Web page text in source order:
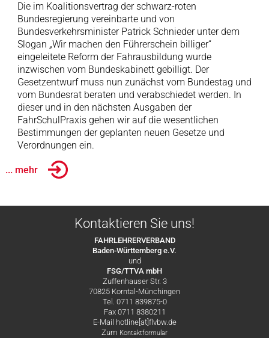
Die im Koalitionsvertrag der schwarz-roten
Bundesregierung vereinbarte und von
Bundesverkehrsminister Patrick Schnieder unter dem
Slogan „Wir machen den Führerschein billiger“
eingeleitete Reform der Fahrausbildung wurde
inzwischen vom Bundeskabinett gebilligt. Der
Gesetzentwurf muss nun zunächst vom Bundestag und
vom Bundesrat beraten und verabschiedet werden. In
dieser und in den nächsten Ausgaben der
FahrSchulPraxis gehen wir auf die wesentlichen
Bestimmungen der geplanten neuen Gesetze und
Verordnungen ein.
... mehr
Kontaktieren Sie uns!
FAHRLEHRERVERBAND
Baden-Württemberg e.V.
und
FSG/TTVA mbH
Zuffenhauser Str. 3
70825 Korntal-Münchingen
Tel. 0711 839875-0
Fax 0711 8380211
E-Mail hotline[at]flvbw.de
Zum Kontaktformular